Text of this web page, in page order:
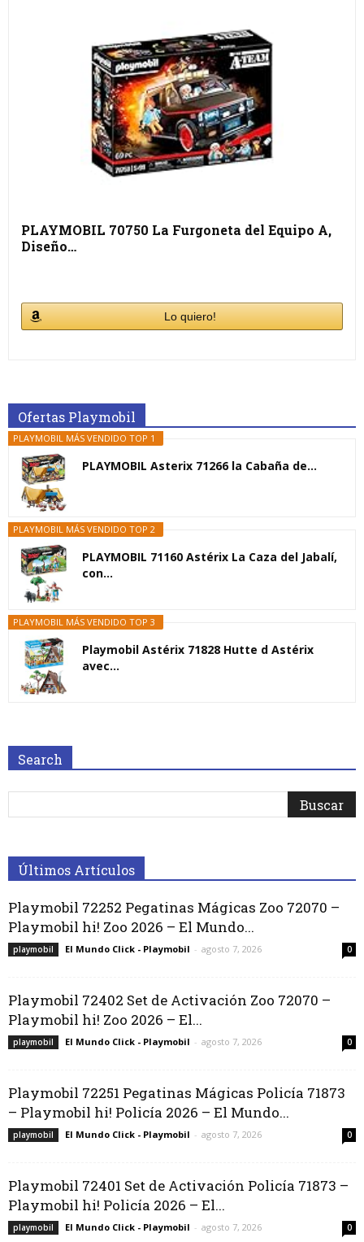
PLAYMOBIL 70750 La Furgoneta del Equipo A,
Diseño…
Lo quiero!
Ofertas Playmobil
PLAYMOBIL MÁS VENDIDO TOP 1
PLAYMOBIL Asterix 71266 la Cabaña de...
PLAYMOBIL MÁS VENDIDO TOP 2
PLAYMOBIL 71160 Astérix La Caza del Jabalí,
con...
PLAYMOBIL MÁS VENDIDO TOP 3
Playmobil Astérix 71828 Hutte d Astérix
avec...
Search
Últimos Artículos
Playmobil 72252 Pegatinas Mágicas Zoo 72070 –
Playmobil hi! Zoo 2026 – El Mundo...
playmobil El Mundo Click - Playmobil - agosto 7, 2026 0
Playmobil 72402 Set de Activación Zoo 72070 –
Playmobil hi! Zoo 2026 – El...
playmobil El Mundo Click - Playmobil - agosto 7, 2026 0
Playmobil 72251 Pegatinas Mágicas Policía 71873
– Playmobil hi! Policía 2026 – El Mundo...
playmobil El Mundo Click - Playmobil - agosto 7, 2026 0
Playmobil 72401 Set de Activación Policía 71873 –
Playmobil hi! Policía 2026 – El...
playmobil El Mundo Click - Playmobil - agosto 7, 2026 0